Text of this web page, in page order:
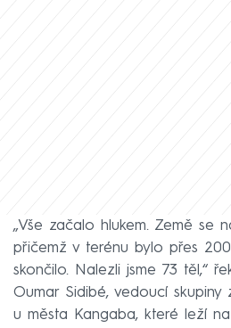
„Vše začalo hlukem. Země se
přičemž v terénu bylo přes
skončilo. Nalezli jsme 73 těl,“
Oumar Sidibé, vedoucí
u města Kangaba, které leží